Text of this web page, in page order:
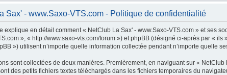
Sax' - www.Saxo-VTS.com - Politique de confidentialité
explique en détail comment « NetClub La Sax' - www.Saxo-VTS.com » et ses
», « http://www.saxo-vts.com/forum ») et phpBB (désigné ci-après par «
») utilisent n’importe quelle information collectée pendant n’importe quelle
sont collectées de deux manières. Premièrement, en naviguant sur «
des petits fichiers textes téléchargés dans les fichiers temporaires du